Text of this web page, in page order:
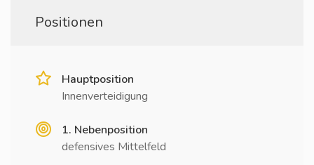
Positionen
Hauptposition
Innenverteidigung
1. Nebenposition
defensives Mittelfeld